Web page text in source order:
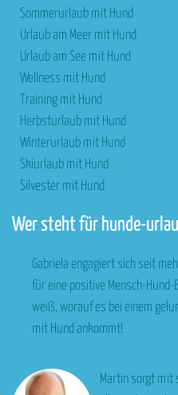
Sommerurlaub mit Hund
Urlaub am Meer mit Hund
Urlaub am See mit Hund
Wellness mit Hund
Training mit Hund
Herbsturlaub mit Hund
Winterurlaub mit Hund
Skiurlaub mit Hund
Silvester mit Hund
Wer steht für hunde-
Gabriela engagiert sich seit
für eine positive Mensch-Hund-
weiß, worauf es bei einem
mit Hund ankommt!
Martin sorgt mit